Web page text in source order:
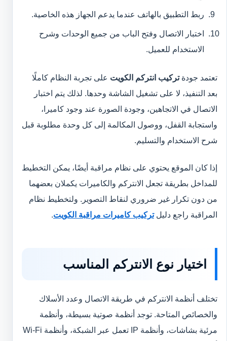
ربط التطبيق بالهاتف عندما يدعم الجهاز هذه الخاصية.
اختبار الاتصال وفتح الباب من جميع الوحدات وشرح
الاستخدام للعميل.
تعتمد جودةتركيب انتركم الكويت على تجربة النظام كاملًا
بعد التنفيذ، لا على تشغيل الشاشة وحدها. لذلك يتم اختبار
الاتصال في الاتجاهين، وجودة الصورة عند وجود كاميرا،
واستجابة القفل، ووصول المكالمة إلى كل وحدة مطلوبة قبل
شرح الاستخدام والتسليم.
إذا كان الموقع يحتوي على نظام مراقبة أيضًا، يمكن التخطيط
للمداخل بطريقة تجعل الانتركم والكاميرات يكملان بعضهما
من دون تكرار غير ضروري لنقاط التصوير. ولتخطيط نظام
المراقبة راجع دليلتركيب كاميرات مراقبة الكويت.
اختيار نوع الانتركم المناسب
تختلف أنظمة الانتركم في طريقة الاتصال وعدد الأسلاك
والخصائص المتاحة. توجد أنظمة صوتية بسيطة، وأنظمة
مرئية بشاشات، وأنظمة IP تعمل عبر الشبكة، وأنظمة Wi-Fi